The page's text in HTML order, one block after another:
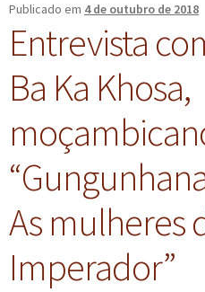
Publicado em 4 de outubro de 2018
Entrevista
Ba Ka Khosa,
As mulheres
Imperador”